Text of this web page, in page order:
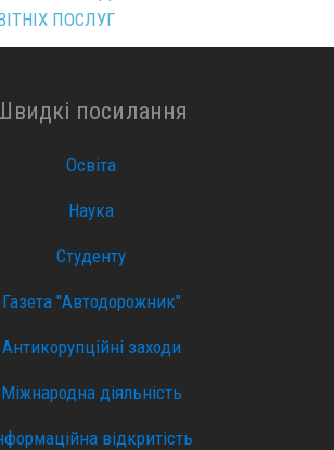
ПОСЛУГ
посилання
Освіта
Наука
Студенту
Газета "Автодорожник"
Антикорупційні заходи
Міжнародна діяльність
відкритість